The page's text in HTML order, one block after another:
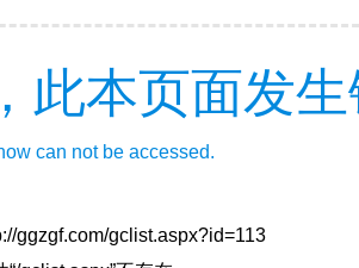
此本页面发
can not be accessed.
ggzgf.com/gclist.aspx?id=113